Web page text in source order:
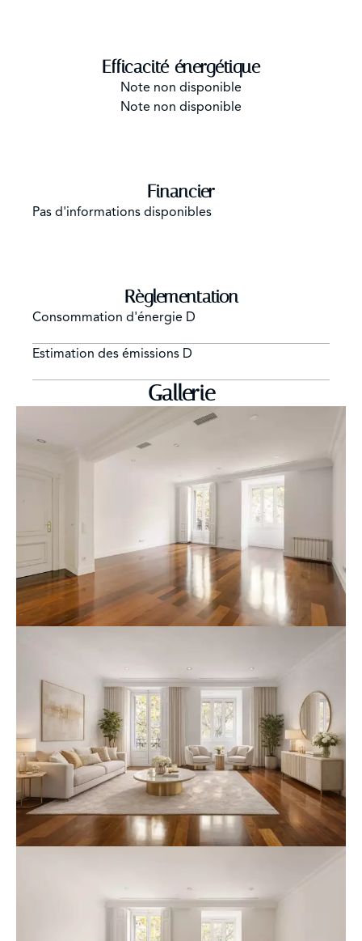
Efficacité énergétique
Note non disponible
Note non disponible
Financier
Pas d'informations disponibles
Règlementation
Consommation d'énergie D
Estimation des émissions D
Gallerie